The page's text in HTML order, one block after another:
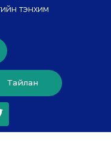
тэнхим
Тайлан